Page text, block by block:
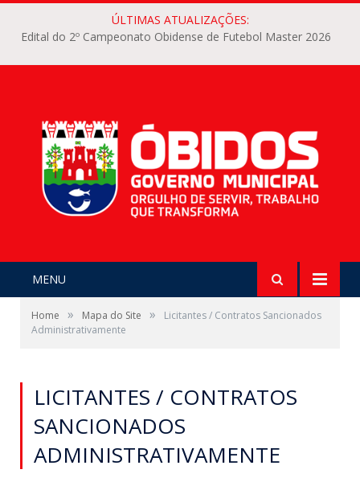
ÚLTIMAS ATUALIZAÇÕES:
Edital do 2º Campeonato Obidense de Futebol Master 2026
MENU
Home » Mapa do Site »
Licitantes / Contratos Sancionados
Administrativamente
LICITANTES / CONTRATOS
SANCIONADOS
ADMINISTRATIVAMENTE